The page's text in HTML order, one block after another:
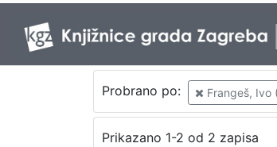
Probrano po: Frangeš, Ivo
Prikazano 1-2 od 2 zapisa